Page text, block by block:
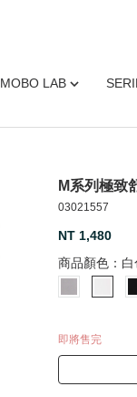
MOBO LAB
M系列極致
03021557
NT 1,480
商品顏色： 白
即將售完